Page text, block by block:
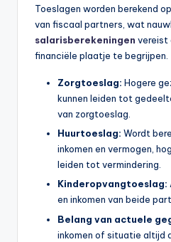
Toeslagen worden berekend
van fiscaal partners, wat
salarisberekeningen vereist
financiële plaatje te begrijpen.
Zorgtoeslag: Hogere
kunnen leiden tot
van zorgtoeslag.
Huurtoeslag: Wordt
inkomen en vermogen,
leiden tot vermindering.
Kinderopvangtoeslag:
en inkomen van beide
Belang van actuele
inkomen of situatie altijd